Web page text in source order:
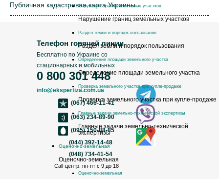
Нарушение границ земельных участков
Нарушение границ земельных участков
Раздел земли и порядок пользования
Раздел земли и порядок пользования
Определение площади земельного участка
Определение площади земельного участка
Проверка земельного участка при купле-продаже
Проверка земельного участка при купле-продаже
Главные задачи земельно-технической экспертизы
Главные задачи земельно-технической
экспертизы
Оценочно-земельная
Оценочно-земельная
Оценочно-земельная
Публичная кадастровая карта Украины
Телефон горячей линии
Бесплатно по Украине со
стационарных и мобильных
0 800 301 448
info@ekspertiza.com.ua
(067) 466-11-41
(063) 234-89-90
(095) 150-88-85
(044) 392-14-48
(048) 734-41-54
Call-центр: пн-пт с 9 до 18